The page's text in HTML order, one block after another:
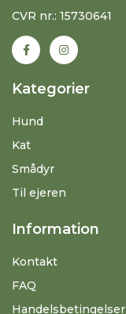
CVR nr.: 15730641
Kategorier
Hund
Kat
Smådyr
Til ejeren
Information
Kontakt
FAQ
Handelsbetingelser